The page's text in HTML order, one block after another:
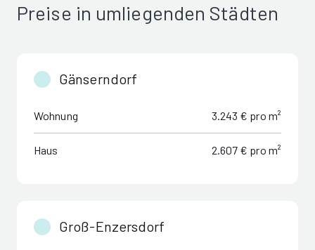
Preise in umliegenden Städten
Gänserndorf
Wohnung 3.243 € pro m²
Haus 2.607 € pro m²
Groß-Enzersdorf